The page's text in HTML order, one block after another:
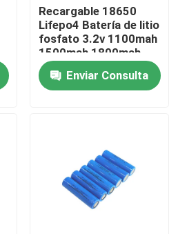
Recargable 18650
Lifepo4 Batería de litio
fosfato 3.2v 1100mah
1500mah 1800mah
Enviar Consulta